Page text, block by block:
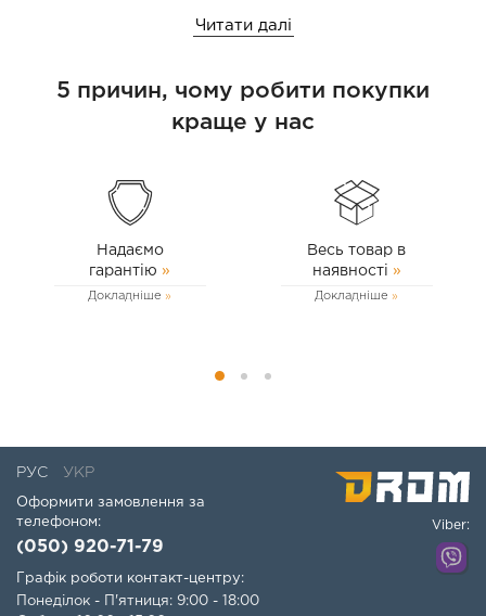
Перехідник із зовнішнім різьбленням:
Сумісні двигуни:161.02, 324.01, 342.01, 343.01, 175A3.000,
182A1.000, 182A2.000, 182A4.000, 182A6.000, 182B6.0A, 0.
1.825.013.000, 1.860.895.000
(T9064)
- це надійний інструмент, який
для правильної роботи двигуна.
Читати далі
5 причин, чому робити покупки
краще у нас
Надаємо
гарантію »
Докладніше
Весь товар в
наявності »
Докладніше
РУС УКР
Оформити замовлення за
телефоном:
(050) 920-71-79
Графік роботи контакт-центру:
Понеділок - П'ятниця: 9:00 - 18:00
Viber: